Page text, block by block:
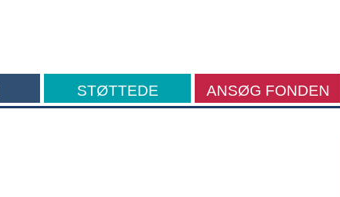
STØTTEDE ANSØG FONDEN